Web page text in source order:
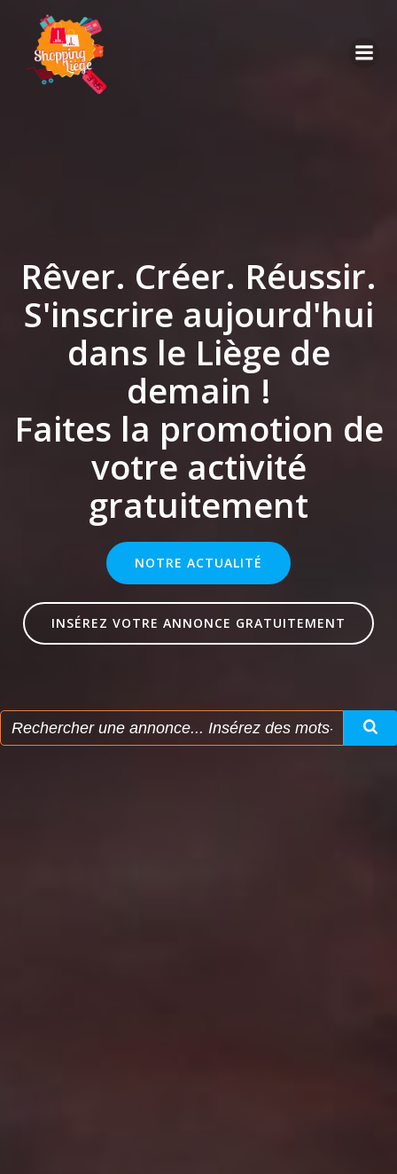
Rêver. Créer. Réussir.
S'inscrire aujourd'hui
dans le Liège de
demain !
Faites la promotion de
votre activité
gratuitement
NOTRE ACTUALITÉ
INSÉREZ VOTRE ANNONCE GRATUITEMENT